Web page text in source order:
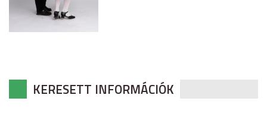
KERESETT INFORMÁCIÓK